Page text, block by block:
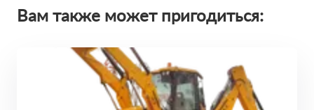
Вам также может пригодиться: